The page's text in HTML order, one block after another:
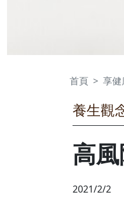
首頁 享健
養生觀
高
2021/2/2